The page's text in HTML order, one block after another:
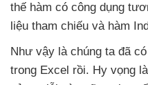
thế hàm có công dụng
liệu tham chiếu và hàm
Như vậy là chúng ta đã
trong Excel rồi. Hy vọng